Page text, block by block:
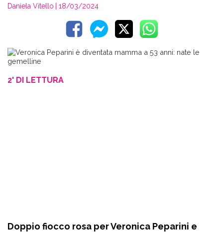
Daniela Vitello | 18/03/2024
2' DI LETTURA
Doppio fiocco rosa per Veronica Peparini e